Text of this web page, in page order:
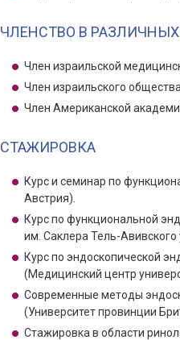
ЧЛЕНСТВО В
Член израильской
Член израильского
Член Американской
СТАЖИРОВКА
Курс и семинар по
Австрия).
Курс по функциональной
им. Саклера Тель-Авивского
Курс по эндоскопической
(Медицинский центр
Современные методы
(Университет провинции
Стажировка в области